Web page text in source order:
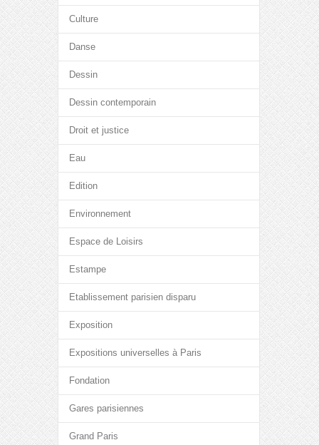
Culture
Danse
Dessin
Dessin contemporain
Droit et justice
Eau
Edition
Environnement
Espace de Loisirs
Estampe
Etablissement parisien disparu
Exposition
Expositions universelles à Paris
Fondation
Gares parisiennes
Grand Paris